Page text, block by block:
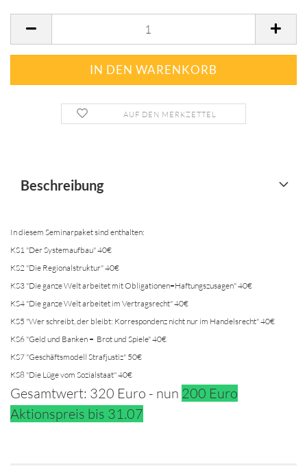
AUF DEN MERKZETTEL
Beschreibung
In diesem Seminarpaket sind enthalten:
KS1 "Der Systemaufbau" 40€
KS2 "Die Regionalstruktur" 40€
KS3 "Die ganze Welt arbeitet mit Obligationen=Haftungszusagen" 40€
KS4 "Die ganze Welt arbeitet im Vertragsrecht" 40€
KS5 "Wer schreibt, der bleibt: Korrespondenz nicht nur im Handelsrecht" 40€
KS6 "Geld und Banken = Brot und Spiele" 40€
KS7 "Geschäftsmodell Strafjustiz" 50€
KS8 "Die Lüge vom Sozialstaat" 40€
Gesamtwert: 320 Euro - nun 200 Euro
Aktionspreis bis 31.07